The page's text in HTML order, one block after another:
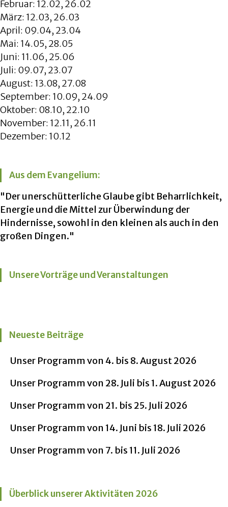
Februar: 12.02, 26.02
März: 12.03, 26.03
April: 09.04, 23.04
Mai: 14.05, 28.05
Juni: 11.06, 25.06
Juli: 09.07, 23.07
August: 13.08, 27.08
September: 10.09, 24.09
Oktober: 08.10, 22.10
November: 12.11, 26.11
Dezember: 10.12
Aus dem Evangelium:
"Der unerschütterliche Glaube gibt Beharrlichkeit,
Energie und die Mittel zur Überwindung der
Hindernisse, sowohl in den kleinen als auch in den
großen Dingen."
Unsere Vorträge und Veranstaltungen
Neueste Beiträge
Unser Programm von 4. bis 8. August 2026
Unser Programm von 28. Juli bis 1. August 2026
Unser Programm von 21. bis 25. Juli 2026
Unser Programm von 14. Juni bis 18. Juli 2026
Unser Programm von 7. bis 11. Juli 2026
Überblick unserer Aktivitäten 2026